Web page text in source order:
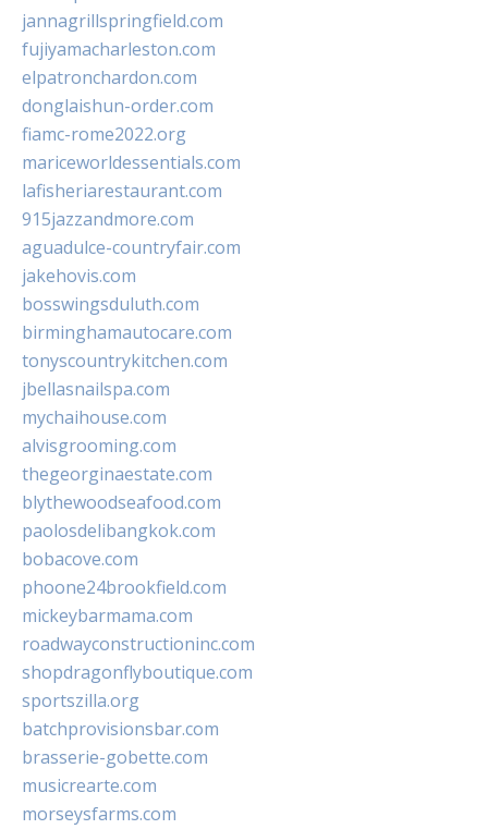
jannagrillspringfield.com
fujiyamacharleston.com
elpatronchardon.com
donglaishun-order.com
fiamc-rome2022.org
mariceworldessentials.com
lafisheriarestaurant.com
915jazzandmore.com
aguadulce-countryfair.com
jakehovis.com
bosswingsduluth.com
birminghamautocare.com
tonyscountrykitchen.com
jbellasnailspa.com
mychaihouse.com
alvisgrooming.com
thegeorginaestate.com
blythewoodseafood.com
paolosdelibangkok.com
bobacove.com
phoone24brookfield.com
mickeybarmama.com
roadwayconstructioninc.com
shopdragonflyboutique.com
sportszilla.org
batchprovisionsbar.com
brasserie-gobette.com
musicrearte.com
morseysfarms.com